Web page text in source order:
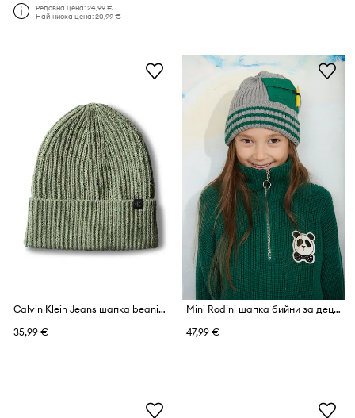
Редовна цена:24,99 €
Най-ниска цена:20,99 €
Calvin Klein Jeans шапка beanie за деца
35,99 €
Mini Rodini шапка бийни за деца от памук
47,99 €